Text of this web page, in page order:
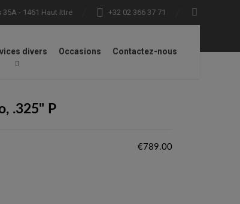
- 1461 Haut Ittre +32 02 366 37 71
divers Occasions
Contactez-nous
.325" P
€789.00